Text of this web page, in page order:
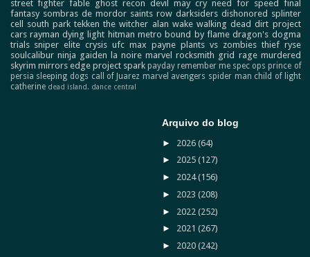
street fighter fable ghost recon devil may cry need for speed final
fantasy sombras de mordor saints row darksiders dishonored splinter
cell
south park tekken the witcher alan wake walking dead dirt project
cars rayman dying light hitman metro bound by flame dragon's dogma
trials sniper elite crysis ufc max payne plants vs zombies thief ryse
soulcalibur ninja gaiden la noire marvel rocksmith grid rage murdered
skyrim mirrors edge project spark payday remember me spec ops prince of
persia sleeping dogs call of Juarez marvel avengers spider man child of light
catherine dead island. dance central
Arquivo do blog
► 2026 (64)
► 2025 (127)
► 2024(156)
► 2023 (208)
► 2022 (252)
► 2021 (267)
► 2020 (242)